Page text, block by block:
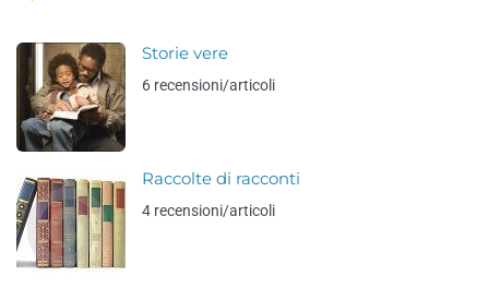
Storie vere
6 recensioni/articoli
Raccolte di racconti
4 recensioni/articoli